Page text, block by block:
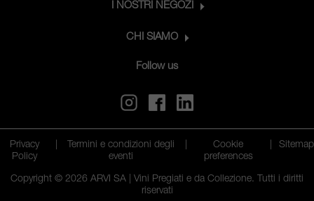
I NOSTRI NEGOZI
CHI SIAMO
Follow us
Privacy
Policy
Termini e condizioni degli
eventi
Cookie
preferences
Sitemap
Copyright © 2026 ARVI SA | Vini Pregiati e da Collezione. Tutti i diritti
riservati